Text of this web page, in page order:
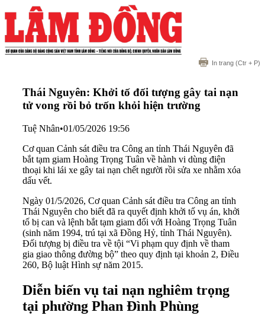
In trang (Ctr + P)
Thái Nguyên: Khởi tố đối tượng gây tai nạn
tử vong rồi bỏ trốn khỏi hiện trường
Tuệ Nhân•01/05/2026 19:56
Cơ quan Cảnh sát điều tra Công an tỉnh Thái Nguyên đã
bắt tạm giam Hoàng Trọng Tuân về hành vi dùng điện
thoại khi lái xe gây tai nạn chết người rồi sửa xe nhằm xóa
dấu vết.
Ngày 01/5/2026, Cơ quan Cảnh sát điều tra Công an tỉnh
Thái Nguyên cho biết đã ra quyết định khởi tố vụ án, khởi
tố bị can và lệnh bắt tạm giam đối với Hoàng Trọng Tuân
(sinh năm 1994, trú tại xã Đồng Hỷ, tỉnh Thái Nguyên).
Đối tượng bị điều tra về tội “Vi phạm quy định về tham
gia giao thông đường bộ” theo quy định tại khoản 2, Điều
260, Bộ luật Hình sự năm 2015.
Diễn biến vụ tai nạn nghiêm trọng
tại phường Phan Đình Phùng